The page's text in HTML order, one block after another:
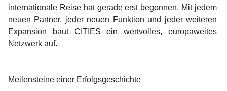
internationale Reise hat gerade erst begonnen. Mit jedem
neuen Partner, jeder neuen Funktion und jeder weiteren
Expansion baut CITIES ein wertvolles, europaweites
Netzwerk auf.
Meilensteine einer Erfolgsgeschichte